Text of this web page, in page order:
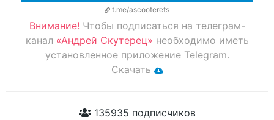
t.me/ascooterets
Внимание! Чтобы подписаться на телеграм-
канал «Андрей Скутерец» необходимо иметь
установленное приложение Telegram.
Скачать
135935 подписчиков